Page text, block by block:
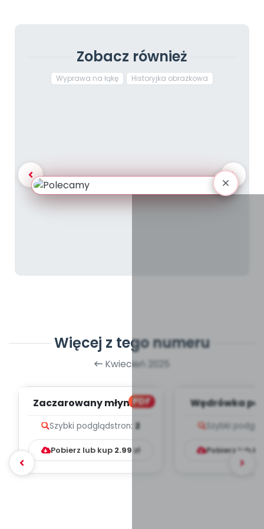
Zobacz również
Wyprawa na łąkę Historyjka obrazkowa
Więcej z tego numeru
Kwiecień 2025
PDF
Zaczarowany młynek -
Szybki podglądstron: 2
Pobierz lub kup 2.99 zł
Wędrówka
Szybki
Pobierz lub